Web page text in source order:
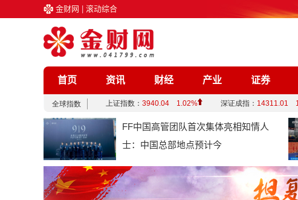
金财网 滚动综合
首页 资讯 财经 产业 证券
企业 文化 娱乐
综合
FF中国高管团队首次集体亮相知情人
士：中国总部地点预计今